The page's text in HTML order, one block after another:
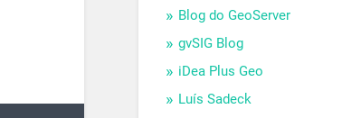
Blog do GeoServer
gvSIG Blog
iDea Plus Geo
Luís Sadeck